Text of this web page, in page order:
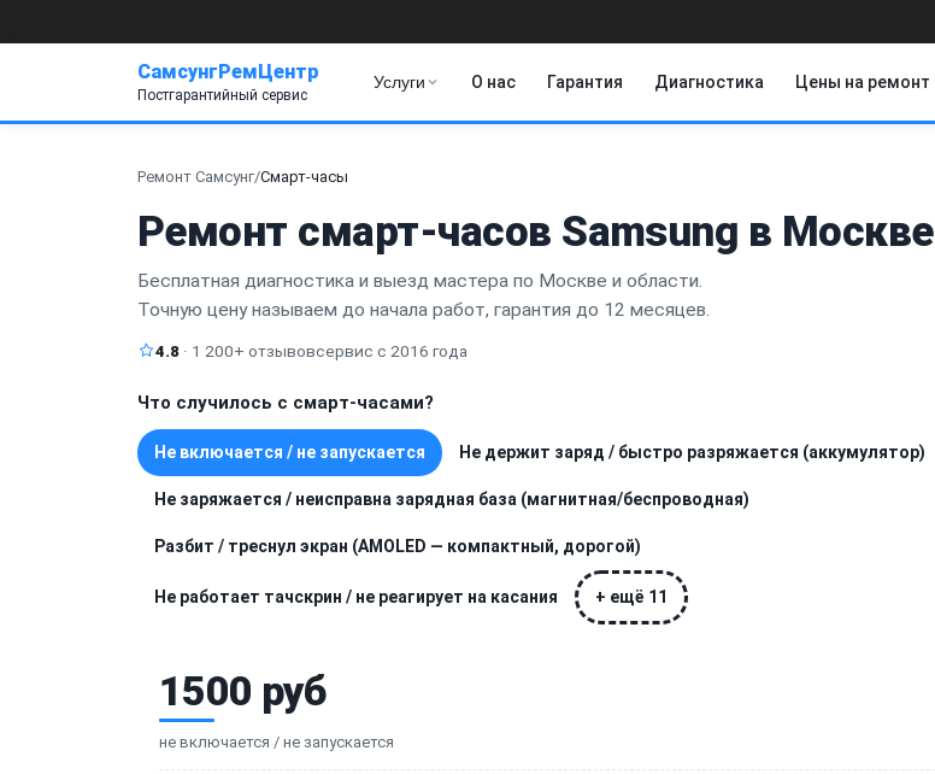
СамсунгРемЦентр
Постгарантийный сервис
Услуги О нас Гарантия Диагностика Цены на ремонт
Ремонт Самсунг/Смарт-часы
Ремонт смарт-часов Samsung в Москве
Бесплатная диагностика и выезд мастера по Москве и области.
Точную цену называем до начала работ, гарантия до 12 месяцев.
4.8 · 1 200+ отзывовсервис с 2016 года
Что случилось с смарт-часами?
Не включается / не запускается Не держит заряд / быстро разряжается (аккумулятор)
Не заряжается / неисправна зарядная база (магнитная/беспроводная)
Разбит / треснул экран (AMOLED — компактный, дорогой)
Не работает тачскрин / не реагирует на касания + ещё 11
1500 руб
не включается / не запускается